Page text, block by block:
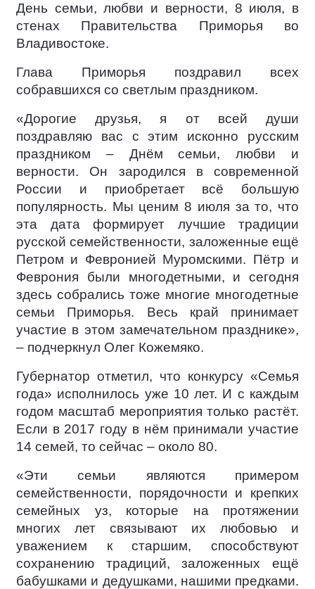
День семьи, любви и верности, 8 июля, в
стенах Правительства Приморья во
Владивостоке.
Глава Приморья поздравил всех
собравшихся со светлым праздником.
«Дорогие друзья, я от всей души
поздравляю вас с этим исконно русским
праздником – Днём семьи, любви и
верности. Он зародился в современной
России и приобретает всё большую
популярность. Мы ценим 8 июля за то, что
эта дата формирует лучшие традиции
русской семейственности, заложенные ещё
Петром и Февронией Муромскими. Пётр и
Феврония были многодетными, и сегодня
здесь собрались тоже многие многодетные
семьи Приморья. Весь край принимает
участие в этом замечательном празднике»,
– подчеркнул Олег Кожемяко.
Губернатор отметил, что конкурсу «Семья
года» исполнилось уже 10 лет. И с каждым
годом масштаб мероприятия только растёт.
Если в 2017 году в нём принимали участие
14 семей, то сейчас – около 80.
«Эти семьи являются примером
семейственности, порядочности и крепких
семейных уз, которые на протяжении
многих лет связывают их любовью и
уважением к старшим, способствуют
сохранению традиций, заложенных ещё
бабушками и дедушками, нашими предками.